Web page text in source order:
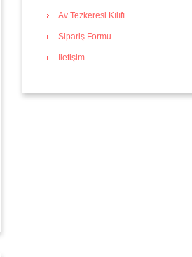
Av Tezkeresi Kılıfı
Sipariş Formu
İletişim